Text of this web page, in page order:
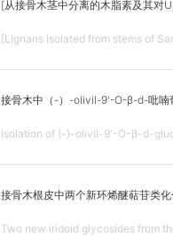
[从接骨木茎中分离的木脂素及其对
[Lignans isolated from stems of
接骨木中（-）-olivil-9'-O-β-d-吡喃
Isolation of (-)-olivil-9'-O-β-d-
接骨木根皮中两个新环烯醚萜苷类化
Two new iridoid glycosides from